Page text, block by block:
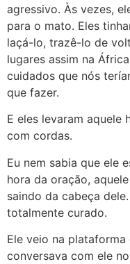
agressivo. Às vezes,
para o mato. Eles
laçá-lo, trazê-lo de
lugares assim na
cuidados que nós
que fazer.
E eles levaram aquele
com cordas.
Eu nem sabia que ele
hora da oração,
saindo da cabeça
totalmente curado.
Ele veio na
conversava com ele